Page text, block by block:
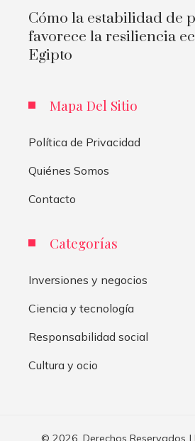
Cómo la estabilidad de
favorece la resiliencia
Egipto
Mapa Del Sitio
Política de Privacidad
Quiénes Somos
Contacto
Categorías
Inversiones y negocios
Ciencia y tecnología
Responsabilidad social
Cultura y ocio
© 2026. Derechos Reservados |